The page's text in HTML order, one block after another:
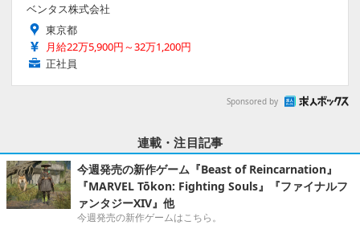
ベンタス株式会社
東京都
月給22万5,900円～32万1,200円
正社員
Sponsored by
連載・注目記事
今週発売の新作ゲーム『Beast of Reincarnation』
『MARVEL Tōkon: Fighting Souls』『ファイナルフ
ァンタジーXIV』他
今週発売の新作ゲームはこちら。